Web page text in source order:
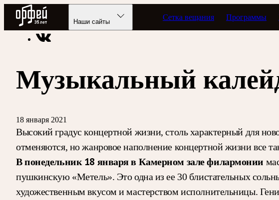
Радио Орфей
Наши сайты
Сетка вещания Программы
Радио классической музыки «Орфей» Подкасты Дневник меломана
Музыкальный
18 января 2021
Высокий градус концертной жизни, столь характерный для
отменяются, но жанровое наполнение концертной жизни все
В понедельник 18 января в Камерном зале филармонии
пушкинскую «Метель». Это одна из ее 30 блистательных
художественным вкусом и мастерством исполнительницы.